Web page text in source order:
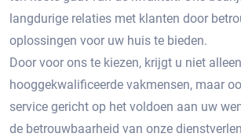
langdurige relaties met klanten door
oplossingen voor uw huis te bieden.
Door voor ons te kiezen, krijgt u niet alleen
hooggekwalificeerde vakmensen, maar
service gericht op het voldoen aan uw
de betrouwbaarheid van onze